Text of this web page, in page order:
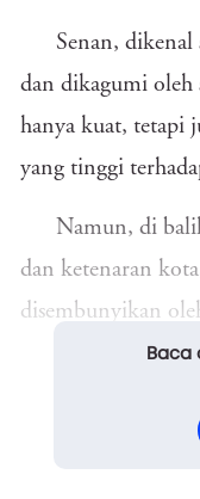
Senan,
dan dikagumi oleh
hanya kuat, tetapi
yang tinggi
Namun, di
dan ketenaran
disembunyikan
Di balik
Darian yang
Ia memeras
Baca